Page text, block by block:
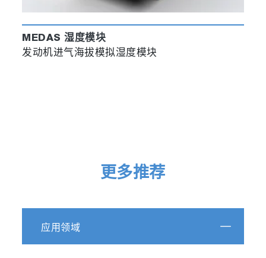
MEDAS 湿度模块
发动机进气海拔模拟湿度模块
更多推荐
应用领域